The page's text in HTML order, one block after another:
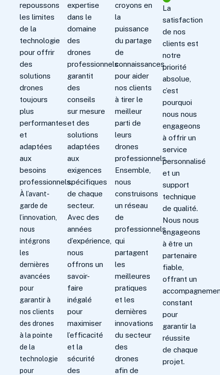
repoussons
les limites
de la
technologie
pour offrir
des
solutions
drones
toujours
plus
performantes
et
adaptées
aux
besoins
professionnels.
À l’avant-
garde de
l’innovation,
nous
intégrons
les
dernières
avancées
pour
garantir à
nos clients
des drones
à la pointe
de la
technologie
pour
expertise
dans le
domaine
des
drones
professionnels
garantit
des
conseils
sur mesure
et des
solutions
adaptées
aux
exigences
spécifiques
de chaque
secteur.
Avec des
années
d’expérience,
nous
offrons un
savoir-
faire
inégalé
pour
maximiser
l’efficacité
et la
sécurité
des
croyons en
la
puissance
du partage
de
connaissances
pour aider
nos clients
à tirer le
meilleur
parti de
leurs
drones
professionnels.
Ensemble,
nous
construisons
un réseau
de
professionnels
qui
partagent
les
meilleures
pratiques
et les
dernières
innovations
du secteur
des
drones
afin de
La
satisfaction
de nos
clients est
notre
priorité
absolue,
c’est
pourquoi
nous nous
engageons
à offrir un
service
personnalisé
et un
support
technique
de qualité.
Nous nous
engageons
à être un
partenaire
fiable,
offrant un
constant
pour
garantir la
réussite
de chaque
projet.